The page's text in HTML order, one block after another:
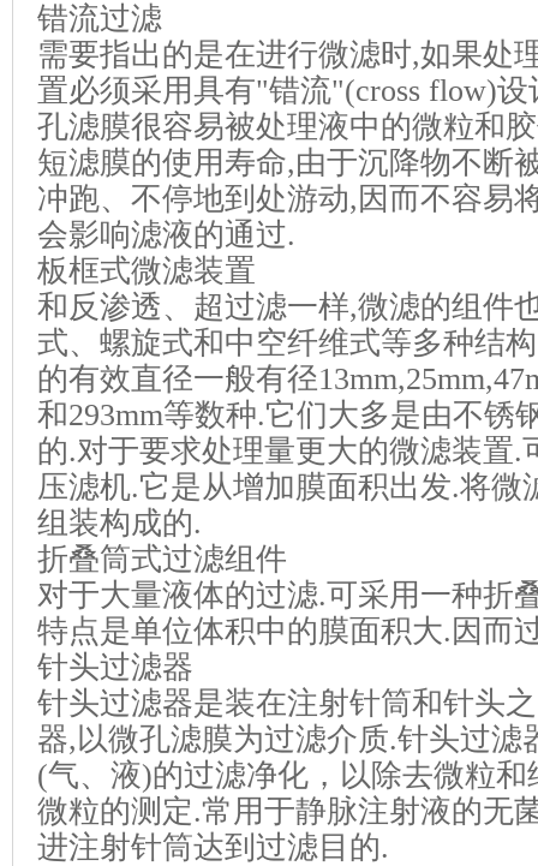
错流过滤
需要指出的是在进行微滤时,如果处
置必须采用具有"错流"(cross flow)
孔滤膜很容易被处理液中的微粒和
短滤膜的使用寿命,由于沉降物不断
冲跑、不停地到处游动,因而不容易
会影响滤液的通过.
板框式微滤装置
和反渗透、超过滤一样,微滤的组件
式、螺旋式和中空纤维式等多种结
的有效直径一般有径13mm,
和293mm等数种.它们大多是由不锈
的.对于要求处理量更大的微滤装置.
压滤机.它是从增加膜面积出发.将微
组装构成的.
折叠筒式过滤组件
对于大量液体的过滤.可采用一种折
特点是单位体积中的膜面积大.因而
针头过滤器
针头过滤器是装在注射针筒和针头
器,以微孔滤膜为过滤介质.针头过滤
(气、液)的过滤净化， 以除去微粒
微粒的测定.常用于静脉注射液的无
进注射针筒达到过滤目的.